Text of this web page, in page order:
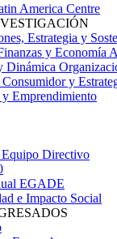
America Centre
Estrategia y
y Economía
Dinámica
y
Emprendimiento
Equipo Directivo
EGADE
e Impacto Social